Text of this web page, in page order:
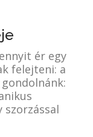
ér egy
felejteni: a